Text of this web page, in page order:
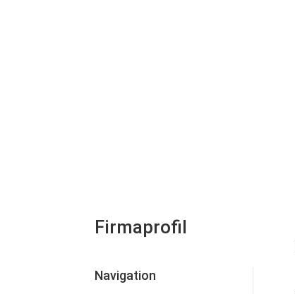
Firmaprofil
Navigation